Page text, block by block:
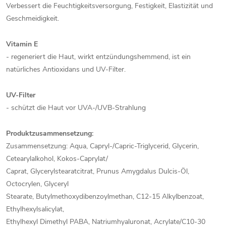
Verbessert die Feuchtigkeitsversorgung, Festigkeit, Elastizität und
Geschmeidigkeit.
Vitamin E
- regeneriert die Haut, wirkt entzündungshemmend, ist ein
natürliches Antioxidans und UV-Filter.
UV-Filter
- schützt die Haut vor UVA-/UVB-Strahlung
Produktzusammensetzung:
Zusammensetzung: Aqua, Capryl-/Capric-Triglycerid, Glycerin,
Cetearylalkohol, Kokos-Caprylat/
Caprat, Glycerylstearatcitrat, Prunus Amygdalus Dulcis-Öl,
Octocrylen, Glyceryl
Stearate, Butylmethoxydibenzoylmethan, C12-15 Alkylbenzoat,
Ethylhexylsalicylat,
Ethylhexyl Dimethyl PABA, Natriumhyaluronat, Acrylate/C10-30